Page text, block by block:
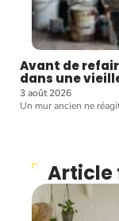
Avant de
dans une
3 août 2026
Un mur ancien ne
Article